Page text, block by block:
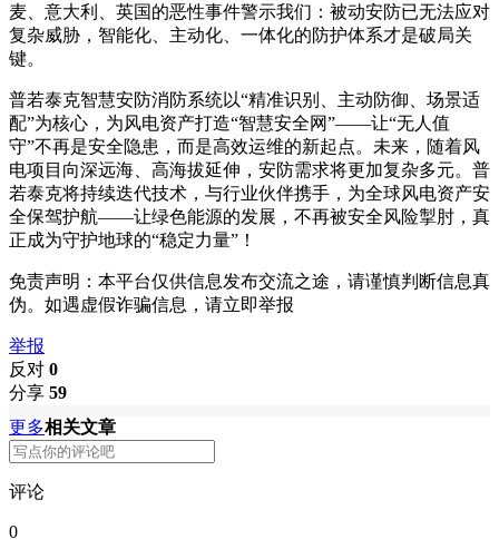
麦、意大利、英国的恶性事件警示我们：被动安防已无法应对
复杂威胁，智能化、主动化、一体化的防护体系才是破局关
键。
普若泰克智慧安防消防系统以“精准识别、主动防御、场景适
配”为核心，为风电资产打造“智慧安全网”——让“无人值
守”不再是安全隐患，而是高效运维的新起点。未来，随着风
电项目向深远海、高海拔延伸，安防需求将更加复杂多元。普
若泰克将持续迭代技术，与行业伙伴携手，为全球风电资产安
全保驾护航——让绿色能源的发展，不再被安全风险掣肘，真
正成为守护地球的“稳定力量”！
免责声明：本平台仅供信息发布交流之途，请谨慎判断信息真
伪。如遇虚假诈骗信息，请立即举报
举报
反对 0
分享 59
更多相关文章
评论
0